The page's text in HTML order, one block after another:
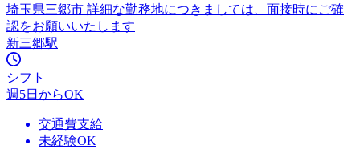
埼玉県三郷市 詳細な勤務地につきましては、面接時にご確
認をお願いいたします
新三郷駅
シフト
週5日からOK
交通費支給
未経験OK